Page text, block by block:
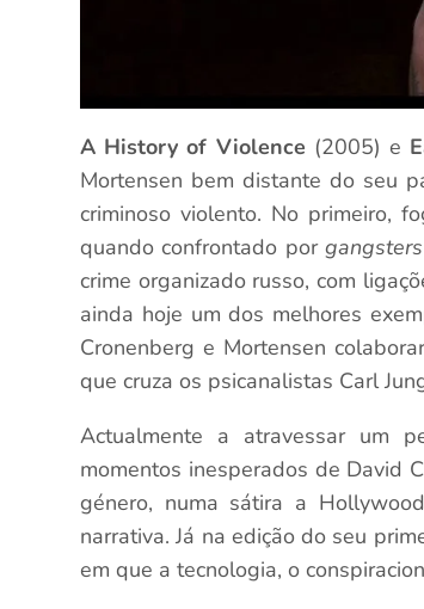
A History of Violence (2005) e
Mortensen bem distante do seu
criminoso violento. No primeiro,
quando confrontado por gangsters
crime organizado russo, com
ainda hoje um dos melhores
Cronenberg e Mortensen
que cruza os psicanalistas Carl
Actualmente a atravessar um
momentos inesperados de David
género, numa sátira a
narrativa. Já na edição do seu
em que a tecnologia, o